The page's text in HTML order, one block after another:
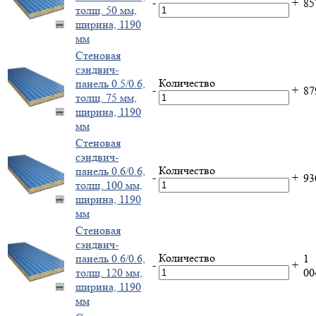
толщ. 50 мм,
ширина, 1190
мм
- +
Стеновая
сэндвич-
панель 0.5/0.6,
толщ. 75 мм,
ширина, 1190
мм
-
Количество
+
Стеновая
сэндвич-
панель 0.6/0.6,
толщ. 100 мм,
ширина, 1190
мм
-
Количество
+
Стеновая
сэндвич-
панель 0.6/0.6,
толщ. 120 мм,
ширина, 1190
мм
-
Количество
+ 1